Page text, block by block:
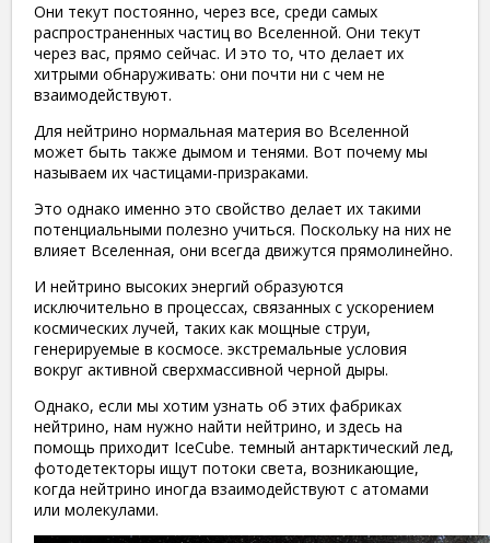
Они текут постоянно, через все, среди самых
распространенных частиц во Вселенной. Они текут
через вас, прямо сейчас. И это то, что делает их
хитрыми обнаруживать: они почти ни с чем не
взаимодействуют.
Для нейтрино нормальная материя во Вселенной
может быть также дымом и тенями. Вот почему мы
называем их частицами-призраками.
Это однако именно это свойство делает их такими
потенциальными полезно учиться. Поскольку на них не
влияет Вселенная, они всегда движутся прямолинейно.
И нейтрино высоких энергий образуются
исключительно в процессах, связанных с ускорением
космических лучей, таких как мощные струи,
генерируемые в космосе. экстремальные условия
вокруг активной сверхмассивной черной дыры.
Однако, если мы хотим узнать об этих фабриках
нейтрино, нам нужно найти нейтрино, и здесь на
помощь приходит IceCube. темный антарктический лед,
фотодетекторы ищут потоки света, возникающие,
когда нейтрино иногда взаимодействуют с атомами
или молекулами.